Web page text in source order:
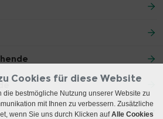
Cookies für diese Website
die bestmögliche Nutzung unserer Website zu
mit Ihnen zu verbessern. Zusätzliche
wenn Sie uns durch Klicken aufAlle Cookies